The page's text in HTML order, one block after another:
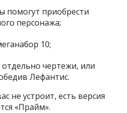
помогут приобрести
персонажа;
10;
чертежи, или
Лефантис.
не устроит, есть версия
«Прайм».